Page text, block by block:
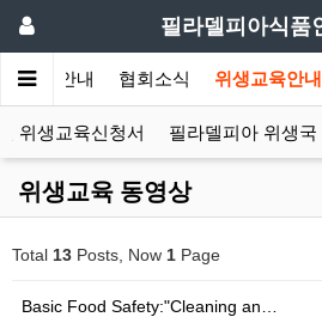
필라델피아식품
협회안내 협회소식 위생교육안내
위생교육신청서 필라델피아 위생국
위생교육 동영상
Total 13 Posts, Now 1 Page
Basic Food Safety:"Cleaning an…